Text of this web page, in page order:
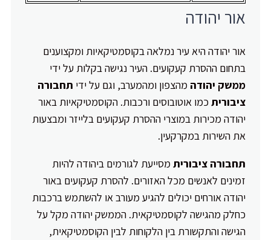
אור יהודה
אור יהודה היא עיר נמלאה בקוסמטיקאיות ומקצוענים
בתחום ההסרת קעקועים. העיר נגישה בקלות על ידי
ממשק יהודה מהצפון ומהמערב, וגם על ידי תחבורה
ציבוריתכמו אוטובוסים ורכבות. הקוסמטיקאיות באור
יהודה מכירות במוצרי ההסרת קעקועים בלייזר ומבצעות
את השירות במקרקעין.
תחבורה ציבוריתמסייעת לגורמים ביהודה להיות
זמינים לאנשים מכל האזורים. להסרת קעקועים באור
יהודה אורחים יכולים להגיע מעורב או להשתמש ברכבות
כחלק מהגישה לקוסמטיקאית. הממשק יהודה מקל על
הגישה והתקשורת בין הלקוחות לבין הקוסמטיקאית,